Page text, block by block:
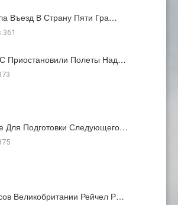
Въезд В Страну Пяти Гра…
Приостановили Полеты Над…
Для Подготовки Следующего…
Великобритании Рейчел Р…